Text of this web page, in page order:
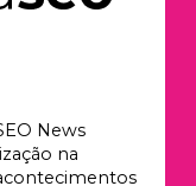
News
na